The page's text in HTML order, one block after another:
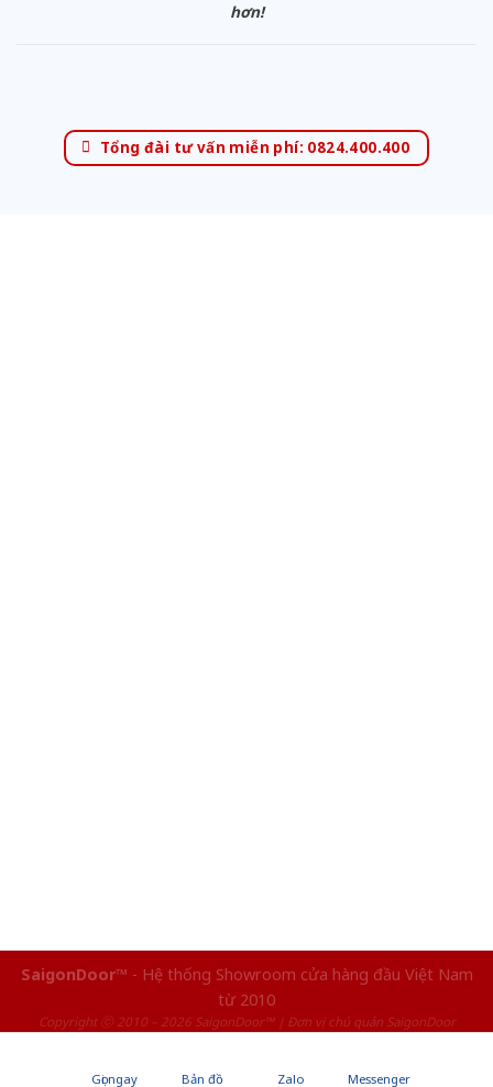
hơn!
Tổng đài tư vấn miễn phí: 0824.400.400
SaigonDoor™ - Hệ thống Showroom cửa hàng đầu Việt Nam
từ 2010
Copyright ⓒ 2010 – 2026 SaigonDoor™ | Đơn vị chủ quản SaigonDoor
Gọi ngay Bản đồ Zalo Messenger